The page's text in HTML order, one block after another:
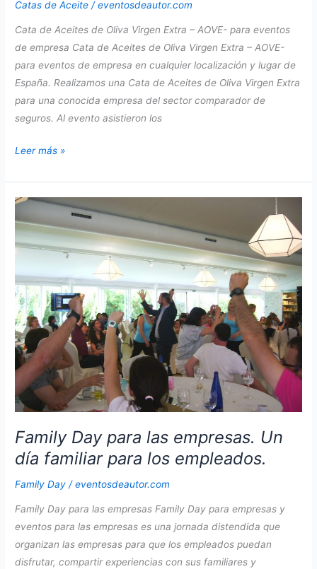
Catas de Aceite /eventosdeautor.com
Cata de Aceites de Oliva Virgen Extra – AOVE- para eventos
de empresa Cata de Aceites de Oliva Virgen Extra – AOVE-
para eventos de empresa en cualquier localización y lugar de
España. Realizamos una Cata de Aceites de Oliva Virgen Extra
para una conocida empresa del sector comparador de
seguros. Al evento asistieron los
Cata
Aceites
de
Oliva
Virgen
–
AOVE-
para
eventos
de
empresa
Leer más »
Family Day para las empresas. Un
día familiar para los empleados.
Family Day /eventosdeautor.com
Family Day para las empresas Family Day para empresas y
eventos para las empresas es una jornada distendida que
organizan las empresas para que los empleados puedan
disfrutar, compartir experiencias con sus familiares y